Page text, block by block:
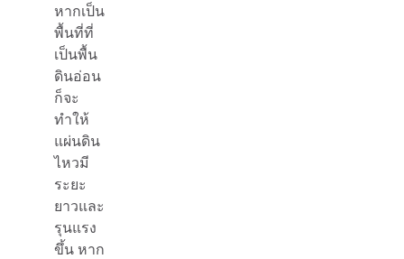
หากเป็น
พื้นที่ที่
เป็นพื้น
ดินอ่อน
ก็จะ
ทำให้
แผ่นดิน
ไหวมี
ระยะ
ยาวและ
รุนแรง
ขึ้น หาก